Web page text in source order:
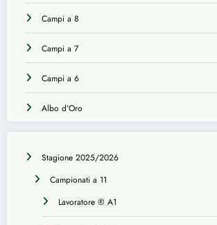
Campi a 8
Campi a 7
Campi a 6
Albo d’Oro
Stagione 2025/2026
Campionati a 11
Lavoratore ® A1